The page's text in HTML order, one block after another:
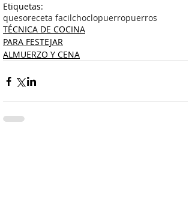
Etiquetas:
quesoreceta facilchoclopuerropuerros
TÉCNICA DE COCINA
PARA FESTEJAR
ALMUERZO Y CENA